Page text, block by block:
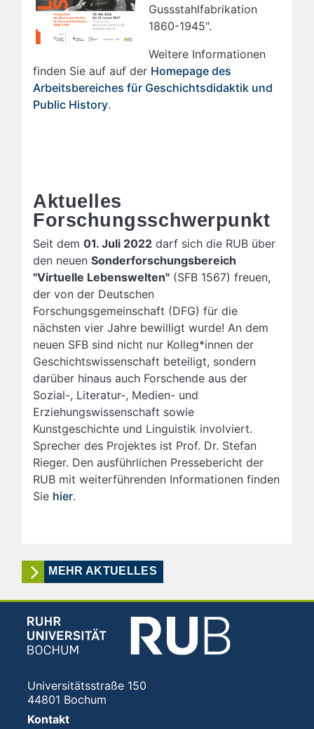
Gussstahlfabrikation
1860-1945".
Weitere Informationen
finden Sie auf auf der Homepage des
Arbeitsbereiches für Geschichtsdidaktik und
Public History.
Aktuelles
Forschungsschwerpunkt
Seit dem 01. Juli 2022 darf sich die RUB über
den neuen Sonderforschungsbereich
"Virtuelle Lebenswelten" (SFB 1567) freuen,
der von der Deutschen
Forschungsgemeinschaft (DFG) für die
nächsten vier Jahre bewilligt wurde! An dem
neuen SFB sind nicht nur Kolleg*innen der
Geschichtswissenschaft beteiligt, sondern
darüber hinaus auch Forschende aus der
Sozial-, Literatur-, Medien- und
Erziehungswissenschaft sowie
Kunstgeschichte und Linguistik involviert.
Sprecher des Projektes ist Prof. Dr. Stefan
Rieger. Den ausführlichen Pressebericht der
RUB mit weiterführenden Informationen finden
Sie hier.
MEHR AKTUELLES
Universitätsstraße 150
44801 Bochum
Kontakt